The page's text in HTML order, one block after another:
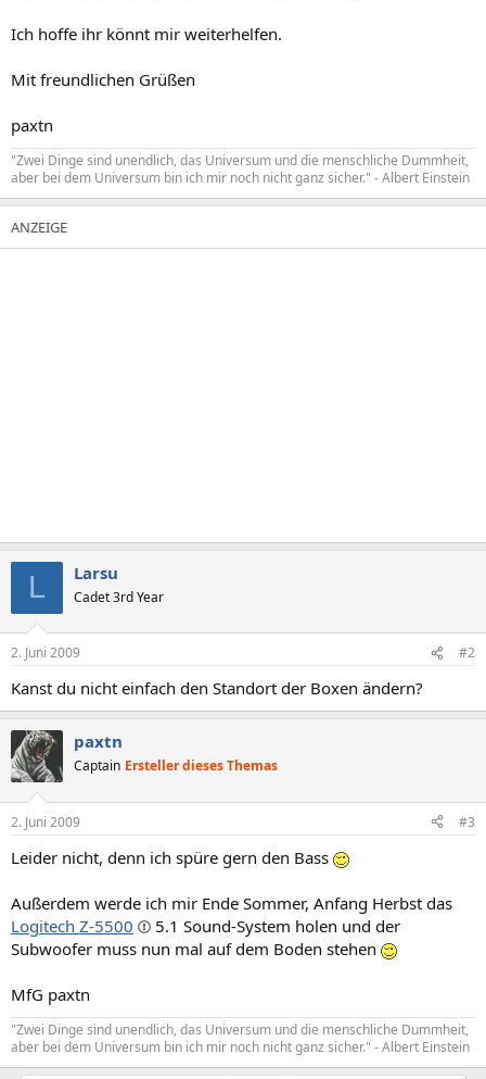
Ich hoffe ihr könnt mir weiterhelfen.
Mit freundlichen Grüßen
paxtn
"Zwei Dinge sind unendlich, das Universum und die menschliche Dummheit,
aber bei dem Universum bin ich mir noch nicht ganz sicher." - Albert Einstein
L Larsu
Cadet 3rd Year
2. Juni 2009 #2
Kanst du nicht einfach den Standort der Boxen ändern?
paxtn
Captain Ersteller dieses Themas
2. Juni 2009 #3
Leider nicht, denn ich spüre gern den Bass
Außerdem werde ich mir Ende Sommer, Anfang Herbst das
Logitech Z-5500
5.1 Sound-System holen und der
Subwoofer muss nun mal auf dem Boden stehen
MfG paxtn
"Zwei Dinge sind unendlich, das Universum und die menschliche Dummheit,
aber bei dem Universum bin ich mir noch nicht ganz sicher." - Albert Einstein